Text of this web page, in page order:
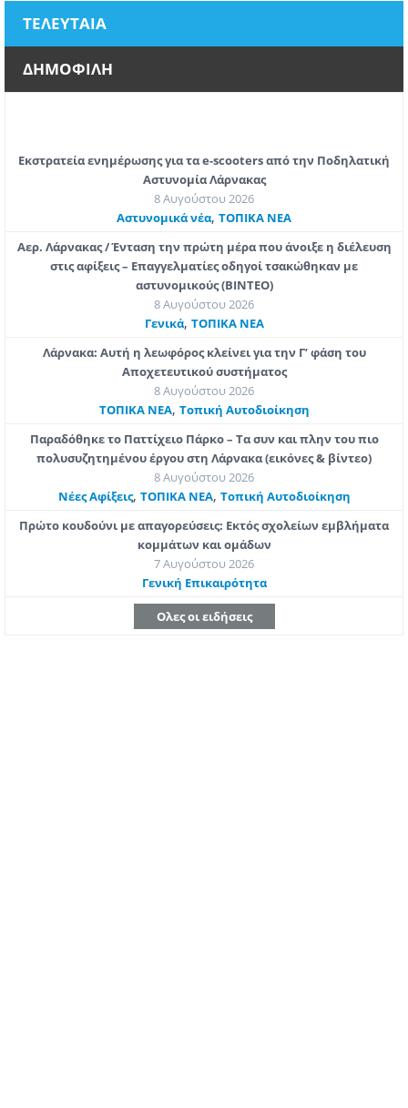
ΤΕΛΕΥΤΑΙΑ
ΔΗΜΟΦΙΛΗ
Εκστρατεία ενημέρωσης για τα e-scooters από την Ποδηλατική
Αστυνομία Λάρνακας
8 Αυγούστου 2026
Aστυνομικά νέα, ΤΟΠΙΚΑ ΝΕΑ
Αερ. Λάρνακας / Ένταση την πρώτη μέρα που άνοιξε η διέλευση
στις αφίξεις – Επαγγελματίες οδηγοί τσακώθηκαν με
αστυνομικούς (ΒΙΝΤΕΟ)
8 Αυγούστου 2026
Γενικά, ΤΟΠΙΚΑ ΝΕΑ
Λάρνακα: Αυτή η λεωφόρος κλείνει για την Γ’ φάση του
Αποχετευτικού συστήματος
8 Αυγούστου 2026
ΤΟΠΙΚΑ ΝΕΑ, Τοπική Αυτοδιοίκηση
Παραδόθηκε το Παττίχειο Πάρκο – Τα συν και πλην του πιο
πολυσυζητημένου έργου στη Λάρνακα (εικόνες & βίντεο)
8 Αυγούστου 2026
Νέες Αφίξεις, ΤΟΠΙΚΑ ΝΕΑ, Τοπική Αυτοδιοίκηση
Πρώτο κουδούνι με απαγορεύσεις: Εκτός σχολείων εμβλήματα
κομμάτων και ομάδων
7 Αυγούστου 2026
Γενική Επικαιρότητα
Ολες οι ειδήσεις